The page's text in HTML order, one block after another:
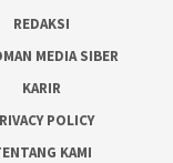
REDAKSI
MEDIA SIBER
KARIR
POLICY
KAMI